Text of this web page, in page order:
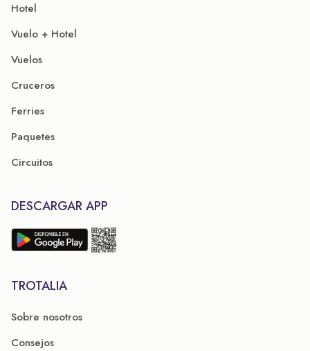
Hotel
Vuelo + Hotel
Vuelos
Cruceros
Ferries
Paquetes
Circuitos
DESCARGAR APP
TROTALIA
Sobre nosotros
Consejos